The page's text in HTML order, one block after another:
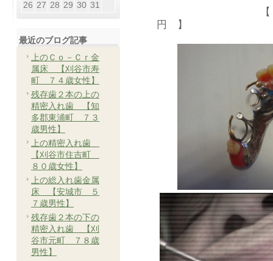
【 参考代
円 】
26 27 28 29 30 31
最近のブログ記事
上のＣｏ－Ｃｒ金
属床 【刈谷市寿
町 ７４歳女性】
残存歯２本の上の
精密入れ歯 【知
多郡東浦町 ７３
歳男性】
上の精密入れ歯
【刈谷市住吉町
８０歳女性】
上の総入れ歯金属
床 【安城市 ５
７歳男性】
残存歯２本の下の
精密入れ歯 【刈
谷市元町 ７８歳
男性】